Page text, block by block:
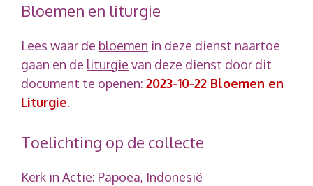
Bloemen en liturgie
Lees waar de bloemen in deze dienst naartoe
gaan en de liturgie van deze dienst door dit
document te openen: 2023-10-22 Bloemen en
Liturgie.
Toelichting op de collecte
Kerk in Actie: Papoea, Indonesië